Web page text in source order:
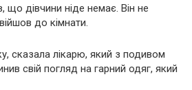
що дівчини ніде немає. Він не
до кімнати.
сказала лікарю, який з подивом
свій погляд на гарний одяг, який